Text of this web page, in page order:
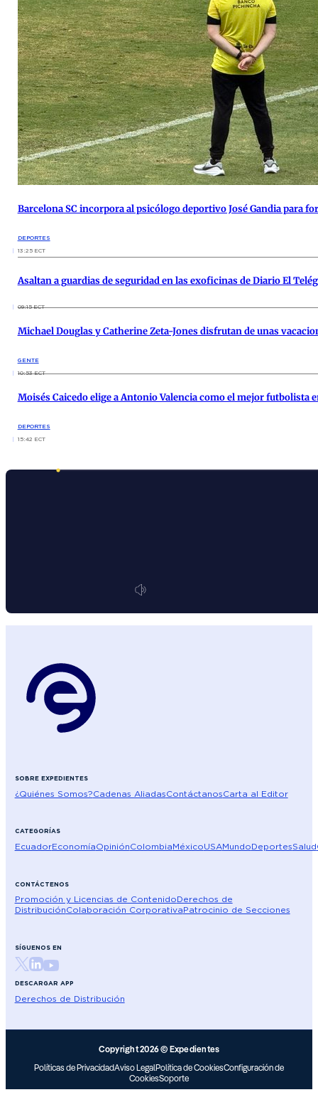
Barcelona SC incorpora al psicólogo deportivo José Gandia para
DEPORTES
13:25 ECT
Asaltan a guardias de seguridad en las exoficinas de Diario El
09:15 ECT
Michael Douglas y Catherine Zeta-Jones disfrutan de unas
GENTE
10:53 ECT
Moisés Caicedo elige a Antonio Valencia como el mejor futbolista
DEPORTES
15:42 ECT
SOBRE EXPEDIENTES
¿Quiénes Somos?Cadenas AliadasContáctanosCarta al Editor
CATEGORÍAS
EcuadorEconomíaOpiniónColombiaMéxicoUSAMundoDeportesSalud
CONTÁCTENOS
Promoción y Licencias de ContenidoDerechos de
DistribuciónColaboración CorporativaPatrocinio de Secciones
SÍGUENOS EN
DESCARGAR APP
Derechos de Distribución
Copyright 2026 © Expedientes
Políticas de PrivacidadAviso LegalPolítica de CookiesConfiguración de
CookiesSoporte